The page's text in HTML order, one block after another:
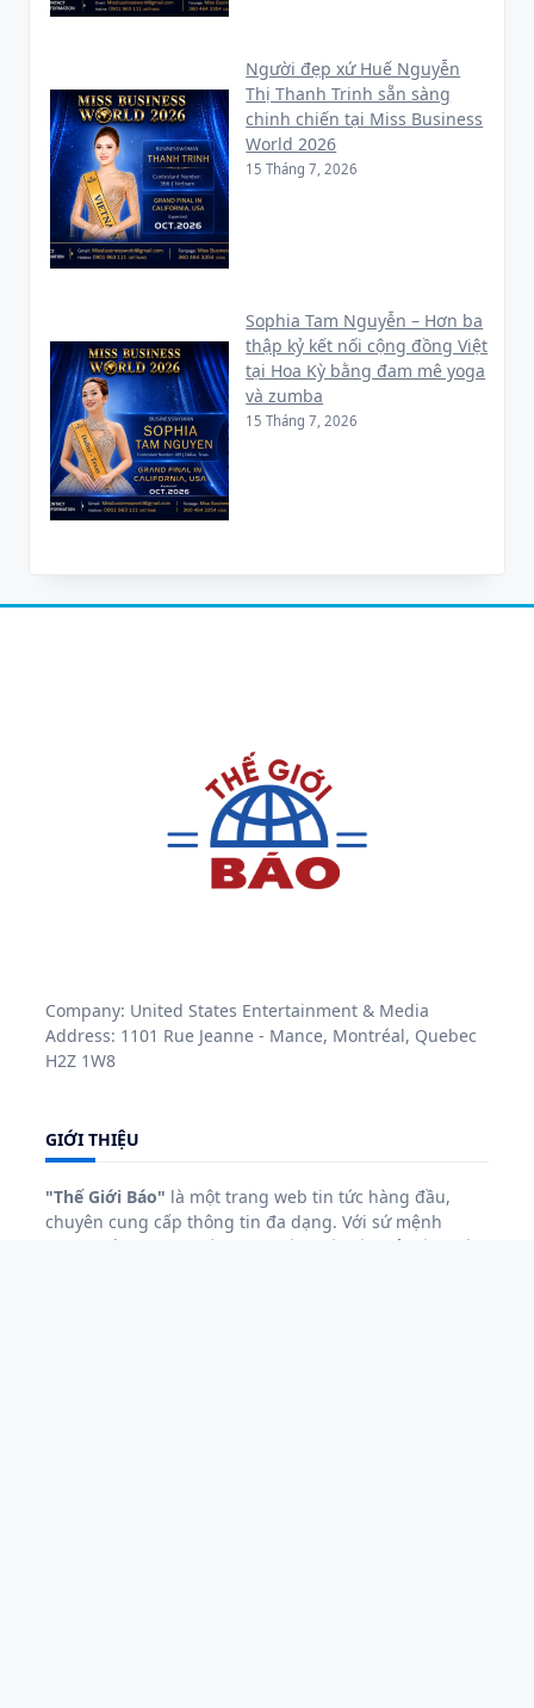
Người đẹp xứ Huế Nguyễn
Thị Thanh Trinh sẵn sàng
chinh chiến tại Miss Business
World 2026
15 Tháng 7, 2026
Sophia Tam Nguyễn – Hơn ba
thập kỷ kết nối cộng đồng Việt
tại Hoa Kỳ bằng đam mê yoga
và zumba
15 Tháng 7, 2026
Company: United States Entertainment & Media
Address: 1101 Rue Jeanne - Mance, Montréal, Quebec
H2Z 1W8
GIỚI THIỆU
"Thế Giới Báo" là một trang web tin tức hàng đầu,
chuyên cung cấp thông tin đa dạng. Với sứ mệnh
mang đến những thông tin chính xác và phản ánh sâu